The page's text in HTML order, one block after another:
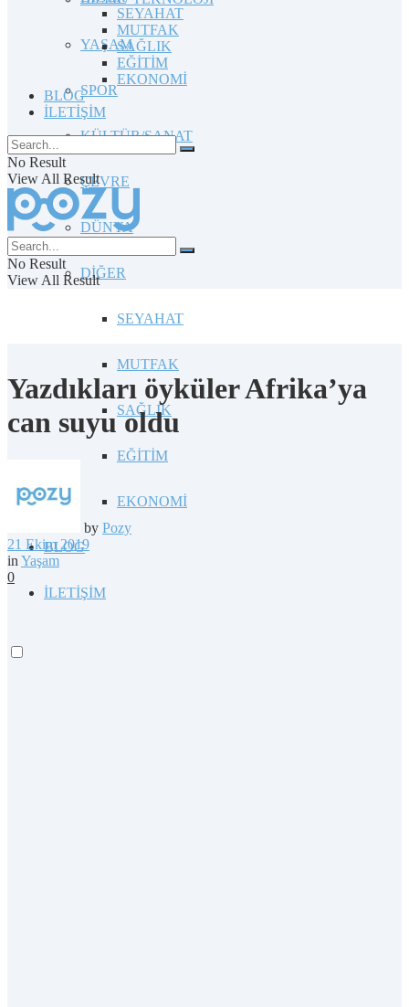
YAŞAM
SPOR
KÜLTÜR/SANAT
ÇEVRE
DÜNYA
DİĞER
SEYAHAT
MUTFAK
SAĞLIK
EĞİTİM
EKONOMİ
BLOG
İLETİŞİM
SEYAHAT
MUTFAK
SAĞLIK
EĞİTİM
EKONOMİ
BLOG
İLETİŞİM
No Result
View All Result
No Result
View All Result
Yazdıkları öyküler Afrika’ya
can suyu oldu
by Pozy
21 Ekim 2019
in Yaşam
0